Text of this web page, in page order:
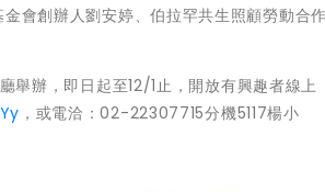
會創辦人劉安婷、伯拉罕共生照顧勞動合作
舉辦，即日起至12/1止，開放有興趣者線上
，或電洽：02-22307715分機5117楊小